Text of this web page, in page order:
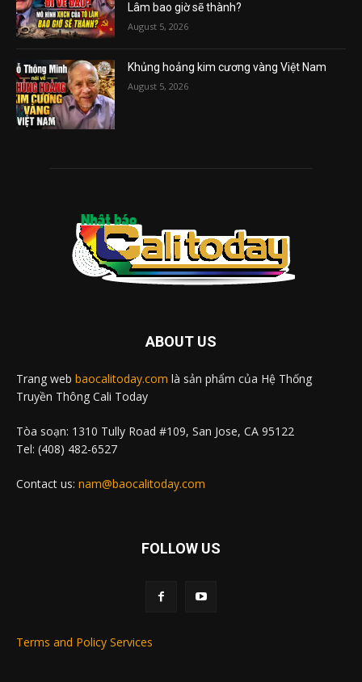
Lâm bao giờ sẽ thành?
August 5, 2026
Khủng hoảng kim cương vàng Việt Nam
August 5, 2026
ABOUT US
Trang web baocalitoday.com là sản phẩm của Hệ Thống
Truyền Thông Cali Today
Tòa soạn: 1310 Tully Road #109, San Jose, CA 95122
Tel: (408) 482-6527
Contact us: nam@baocalitoday.com
FOLLOW US
Terms and Policy Services